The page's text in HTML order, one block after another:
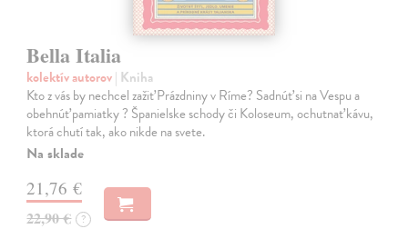
Bella Italia
kolektív autorov| Kniha
Kto z vás by nechcel zažiť Prázdniny v Ríme? Sadnúť si na Vespu a
obehnúť pamiatky ? Španielske schody či Koloseum, ochutnať kávu,
ktorá chutí tak, ako nikde na svete.
Na sklade
21,76 €
22,90 € ?